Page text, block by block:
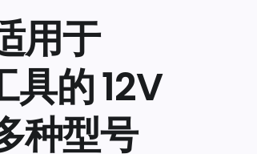
用于
的 12V
种型号